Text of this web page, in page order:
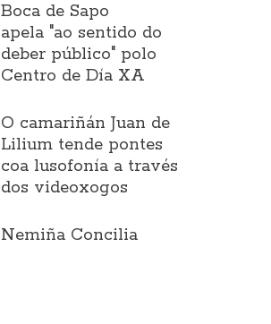
Boca de Sapo
apela "ao sentido do
deber público" polo
Centro de Día XA
O camariñán Juan de
Lilium tende pontes
coa lusofonía a través
dos videoxogos
Nemiña Concilia